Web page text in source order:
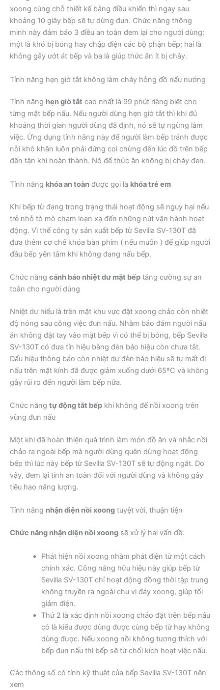
xoong cùng chỗ thiết kế bảng điều khiển thì ngay sau
khoảng 10 giây bếp sẽ tự dừng đun. Chức năng thông
minh này đảm bảo 3 điều an toàn đem lại cho người dùng:
một là khó bị bỏng hay chập điện các bộ phận bếp; hai là
không gây ướt át bếp và ba là giúp thức ăn ít bị cháy.
Tính năng hẹn giờ tắt không làm cháy hỏng đồ nấu nướng
Tính năng hẹn giờ tắt cao nhất là 99 phút riêng biệt cho
từng mặt bếp nấu. Nếu người dùng hẹn giờ tắt thì khi đủ
khoảng thời gian người dùng đã định, nó sẽ tự ngừng làm
việc. Ứng dụng tính năng này để người làm bếp tránh được
nỗi khó khăn luôn phải đứng coi chừng đến lúc đồ trên bếp
đến tận khi hoàn thành. Nó để thức ăn không bị cháy đen.
Tính năng khóa an toàn được gọi là khóa trẻ em
Khi bếp từ đang trong trạng thái hoạt động sẽ nguy hại nếu
trẻ nhỏ tò mò chạm loạn xạ đến những nút vận hành hoạt
động. Vì thế công ty sản xuất bếp từ Sevilla SV-130T đã
đưa thêm cơ chế khóa bàn phím ( nếu muốn ) để giúp người
đầu bếp yên tâm khi không đang nấu bếp.
Chức năng cảnh báo nhiệt dư mặt bếp tăng cường sự an
toàn cho người dùng
Nhiệt dư hiểu là trên mặt khu vực đặt xoong chảo còn nhiệt
độ nóng sau công việc đun nấu. Nhằm bảo đảm người nấu
ăn không đặt tay vào mặt bếp vì có thể bị bỏng, bếp Sevilla
SV-130T có đưa tín hiệu bằng đèn báo hiệu còn chưa tắt.
Dấu hiệu thông báo còn nhiệt dư đèn báo hiệu sẽ tự mất đi
nếu trên mặt kính đã được giảm xuống dưới 65ºC và không
gây rủi ro đến người làm bếp nữa.
Chức năng tự động tắt bếp khi không để nồi xoong trên
vùng đun nấu
Một khi đã hoàn thiện quá trình làm món đồ ăn và nhắc nồi
chảo ra ngoài bếp mà người dùng quên dừng hoạt động
bếp thì lúc này bếp từ Sevilla SV-130T sẽ tự động ngắt. Do
vậy, đem lại tính an toàn đối với người dùng và không gây
tiêu hao năng lượng.
Tính năng nhận diện nồi xoong tuyệt vời, thuận tiện
Chức năng nhận diện nồi xoong sẽ xử lý hai vấn đề:
Phát hiện nồi xoong nhằm phát điện từ một cách
chính xác. Công năng hữu hiệu này giúp bếp từ
Sevilla SV-130T chỉ hoạt động đồng thời tập trung
không truyền ra ngoài chu vi đáy xoong, giúp tối
giảm điện.
Thứ 2 là xác định nồi xoong chảo đặt trên bếp nấu
có là kiểu được dùng được cùng bếp từ hay không
dùng được. Nếu xoong nồi không tương thích với
bếp đun nấu thì bếp sẽ từ chối kích hoạt việc nấu.
Các thông số có tính kỹ thuật của bếp Sevilla SV-130T nên
xem